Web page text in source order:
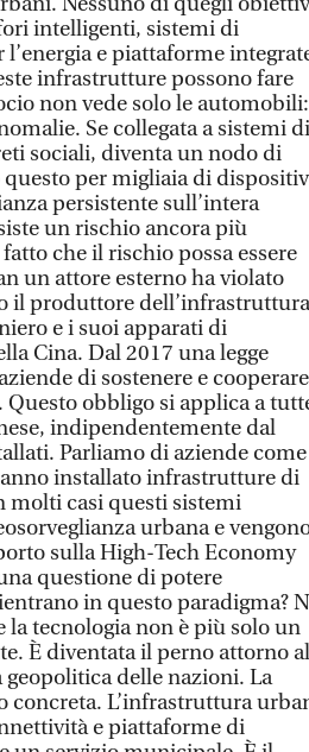
intelligenti, sistemi di
e piattaforme
infrastrutture possono fare
non vede solo le automobili:
Se collegata a sistemi di
sociali, diventa un nodo di
per migliaia di
persistente sull’intera
un rischio ancora più
che il rischio possa essere
un attore esterno ha violato
il produttore dell’infrastruttura
e i suoi apparati di
Cina. Dal 2017 una legge
di sostenere e cooperare
obbligo si applica a
indipendentemente dal
Parliamo di aziende come
installato infrastrutture di
molti casi questi sistemi
urbana e
sulla High-Tech Economy
questione di potere
in questo paradigma?
tecnologia non è più solo un
È diventata il perno attorno al
geopolitica delle nazioni. La
L’infrastruttura
e piattaforme di